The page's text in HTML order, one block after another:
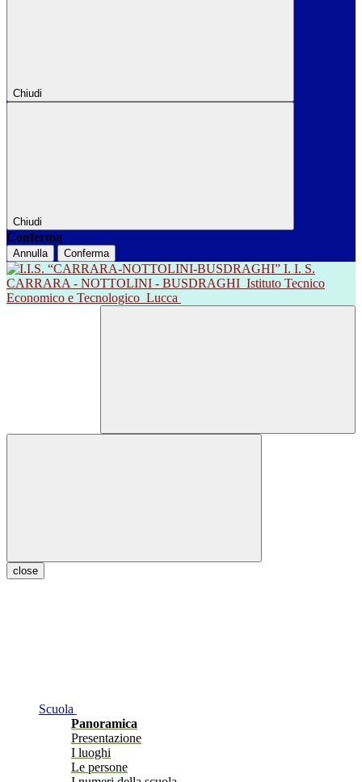
Chiudi
Chiudi
Conferma
Annulla Conferma
I. I. S.
CARRARA - NOTTOLINI - BUSDRAGHI Istituto Tecnico
Economico e Tecnologico Lucca
close
Scuola
Panoramica
Presentazione
I luoghi
Le persone